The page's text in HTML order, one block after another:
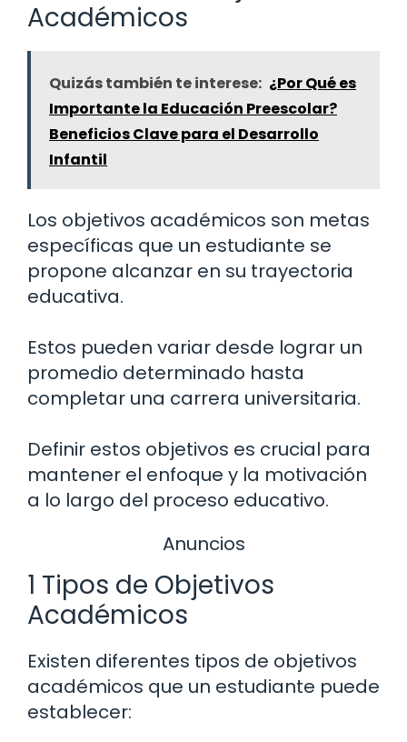
Académicos
Quizás también te interese: ¿Por Qué es
Importante la Educación Preescolar?
Beneficios Clave para el Desarrollo
Infantil
Los objetivos académicos son metas
específicas que un estudiante se
propone alcanzar en su trayectoria
educativa.
Estos pueden variar desde lograr un
promedio determinado hasta
completar una carrera universitaria.
Definir estos objetivos es crucial para
mantener el enfoque y la motivación
a lo largo del proceso educativo.
Anuncios
1 Tipos de Objetivos
Académicos
Existen diferentes tipos de objetivos
académicos que un estudiante puede
establecer: